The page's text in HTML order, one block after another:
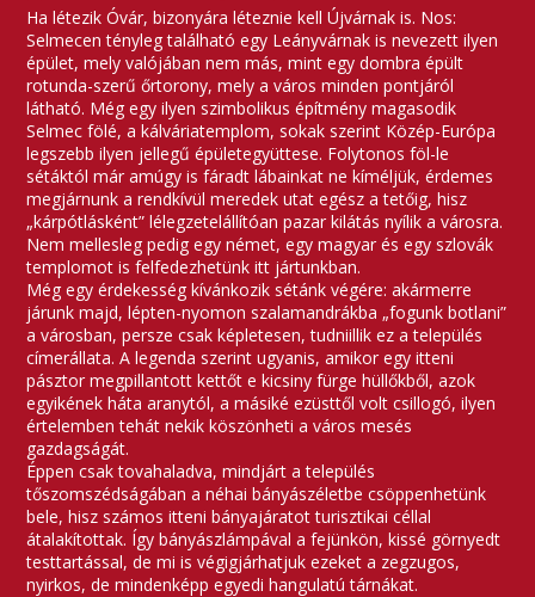
Ha létezik Óvár, bizonyára léteznie kell Újvárnak is. Nos:
Selmecen tényleg található egy Leányvárnak is nevezett ilyen
épület, mely valójában nem más, mint egy dombra épült
rotunda-szerű őrtorony, mely a város minden pontjáról
látható. Még egy ilyen szimbolikus építmény magasodik
Selmec fölé, a kálváriatemplom, sokak szerint Közép-Európa
legszebb ilyen jellegű épületegyüttese. Folytonos föl-le
sétáktól már amúgy is fáradt lábainkat ne kíméljük, érdemes
megjárnunk a rendkívül meredek utat egész a tetőig, hisz
„kárpótlásként” lélegzetelállítóan pazar kilátás nyílik a városra.
Nem mellesleg pedig egy német, egy magyar és egy szlovák
templomot is felfedezhetünk itt jártunkban.
Még egy érdekesség kívánkozik sétánk végére: akármerre
járunk majd, lépten-nyomon szalamandrákba „fogunk botlani”
a városban, persze csak képletesen, tudniillik ez a település
címerállata. A legenda szerint ugyanis, amikor egy itteni
pásztor megpillantott kettőt e kicsiny fürge hüllőkből, azok
egyikének háta aranytól, a másiké ezüsttől volt csillogó, ilyen
értelemben tehát nekik köszönheti a város mesés
gazdagságát.
Éppen csak tovahaladva, mindjárt a település
tőszomszédságában a néhai bányászéletbe csöppenhetünk
bele, hisz számos itteni bányajáratot turisztikai céllal
átalakítottak. Így bányászlámpával a fejünkön, kissé görnyedt
testtartással, de mi is végigjárhatjuk ezeket a zegzugos,
nyirkos, de mindenképp egyedi hangulatú tárnákat.